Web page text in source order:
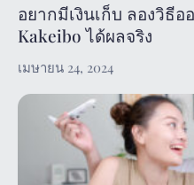
อยากมีเงินเก็บ ลองวิธี
Kakeibo ได้ผลจริง
เมษายน 24, 2024